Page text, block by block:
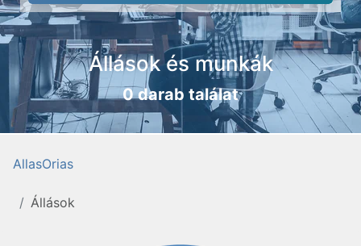
Állások és munkák
0 darab találat
AllasOrias
Állások